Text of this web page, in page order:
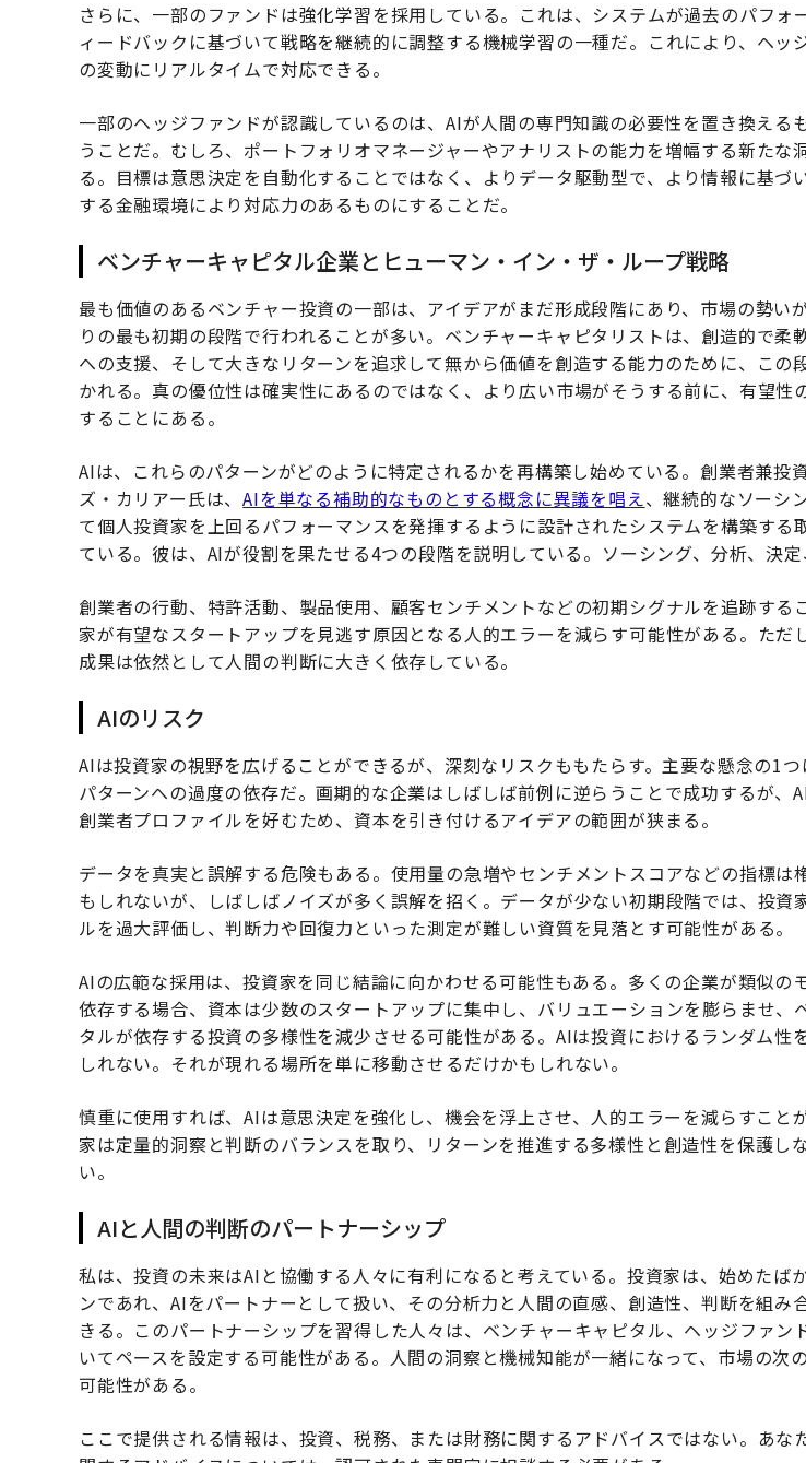
さらに、一部のファンドは強化学習を採用している。これは、システムが過去のパフォ
ィードバックに基づいて戦略を継続的に調整する機械学習の一種だ。これにより、ヘッ
の変動にリアルタイムで対応できる。
一部のヘッジファンドが認識しているのは、AIが人間の専門知識の必要性を置き換える
うことだ。むしろ、ポートフォリオマネージャーやアナリストの能力を増幅する新たな
る。目標は意思決定を自動化することではなく、よりデータ駆動型で、より情報に基づ
する金融環境により対応力のあるものにすることだ。
ベンチャーキャピタル企業とヒューマン・イン・ザ・ループ戦略
最も価値のあるベンチャー投資の一部は、アイデアがまだ形成段階にあり、市場の勢い
りの最も初期の段階で行われることが多い。ベンチャーキャピタリストは、創造的で柔
への支援、そして大きなリターンを追求して無から価値を創造する能力のために、この
かれる。真の優位性は確実性にあるのではなく、より広い市場がそうする前に、有望性
することにある。
AIは、これらのパターンがどのように特定されるかを再構築し始めている。創業者兼投
ズ・カリアー氏は、AIを単なる補助的なものとする概念に異議を唱え、継続的なソーシ
て個人投資家を上回るパフォーマンスを発揮するように設計されたシステムを構築する
ている。彼は、AIが役割を果たせる4つの段階を説明している。ソーシング、分析、決定
創業者の行動、特許活動、製品使用、顧客センチメントなどの初期シグナルを追跡する
家が有望なスタートアップを見逃す原因となる人的エラーを減らす可能性がある。ただ
成果は依然として人間の判断に大きく依存している。
AIのリスク
AIは投資家の視野を広げることができるが、深刻なリスクももたらす。主要な懸念の1
パターンへの過度の依存だ。画期的な企業はしばしば前例に逆らうことで成功するが、
創業者プロファイルを好むため、資本を引き付けるアイデアの範囲が狭まる。
データを真実と誤解する危険もある。使用量の急増やセンチメントスコアなどの指標は
もしれないが、しばしばノイズが多く誤解を招く。データが少ない初期段階では、投資
ルを過大評価し、判断力や回復力といった測定が難しい資質を見落とす可能性がある。
AIの広範な採用は、投資家を同じ結論に向かわせる可能性もある。多くの企業が類似の
依存する場合、資本は少数のスタートアップに集中し、バリュエーションを膨らませ、
タルが依存する投資の多様性を減少させる可能性がある。AIは投資におけるランダム性
しれない。それが現れる場所を単に移動させるだけかもしれない。
慎重に使用すれば、AIは意思決定を強化し、機会を浮上させ、人的エラーを減らすこと
家は定量的洞察と判断のバランスを取り、リターンを推進する多様性と創造性を保護し
い。
AIと人間の判断のパートナーシップ
私は、投資の未来はAIと協働する人々に有利になると考えている。投資家は、始めたば
ンであれ、AIをパートナーとして扱い、その分析力と人間の直感、創造性、判断を組み
きる。このパートナーシップを習得した人々は、ベンチャーキャピタル、ヘッジファン
いてペースを設定する可能性がある。人間の洞察と機械知能が一緒になって、市場の次
可能性がある。
ここで提供される情報は、投資、税務、または財務に関するアドバイスではない。あな